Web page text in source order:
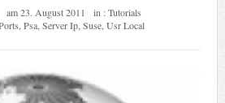
am23. August 2011 in :Tutorials
Psa, Server Ip, Suse, Usr Local